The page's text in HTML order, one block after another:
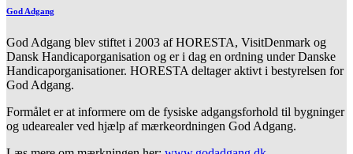
God Adgang
God Adgang blev stiftet i 2003 af HORESTA, VisitDenmark og
Dansk Handicaporganisation og er i dag en ordning under Danske
Handicaporganisationer. HORESTA deltager aktivt i bestyrelsen for
God Adgang.
Formålet er at informere om de fysiske adgangsforhold til bygninger
og udearealer ved hjælp af mærkeordningen God Adgang.